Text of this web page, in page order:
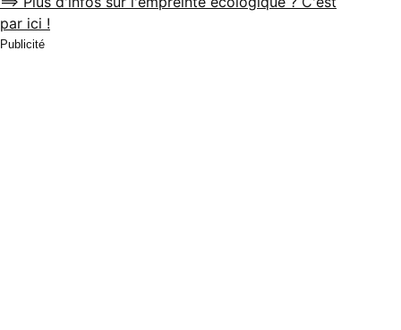
par ici !
Publicité